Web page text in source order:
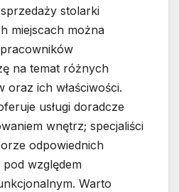
stolarki
miejscach można
na temat różnych
oraz ich właściwości.
usługi doradcze
wnętrz; specjaliści
odpowiednich
względem
Warto